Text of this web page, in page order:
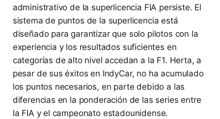
administrativo de la superlicencia FIA persiste. El
sistema de puntos de la superlicencia está
diseñado para garantizar que solo pilotos con la
experiencia y los resultados suficientes en
categorías de alto nivel accedan a la F1. Herta, a
pesar de sus éxitos en IndyCar, no ha acumulado
los puntos necesarios, en parte debido a las
diferencias en la ponderación de las series entre
la FIA y el campeonato estadounidense.